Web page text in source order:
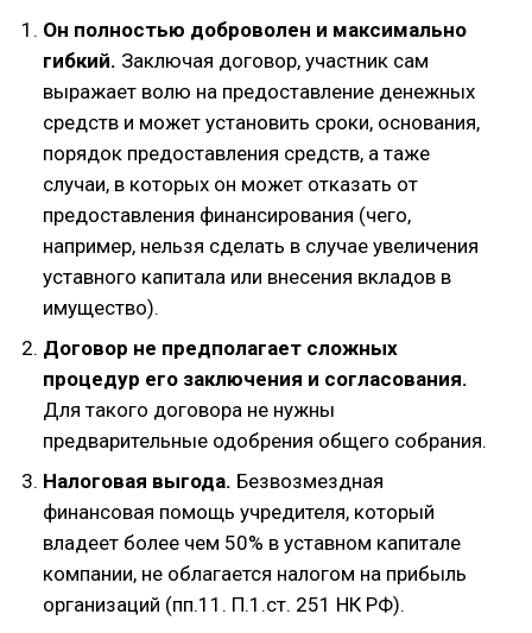
Он полностью доброволен и максимально
гибкий. Заключая договор, участник сам
выражает волю на предоставление денежных
средств и может установить сроки, основания,
порядок предоставления средств, а таже
случаи, в которых он может отказать от
предоставления финансирования (чего,
например, нельзя сделать в случае увеличения
уставного капитала или внесения вкладов в
имущество).
Договор не предполагает сложных
процедур его заключения и согласования.
Для такого договора не нужны
предварительные одобрения общего собрания.
Налоговая выгода. Безвозмездная
финансовая помощь учредителя, который
владеет более чем 50% в уставном капитале
компании, не облагается налогом на прибыль
организаций (пп.11. П.1.ст. 251 НК РФ).